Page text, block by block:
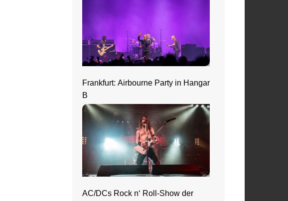
Frankfurt: Airbourne Party in Hangar
B
AC/DCs Rock n‘ Roll-Show der